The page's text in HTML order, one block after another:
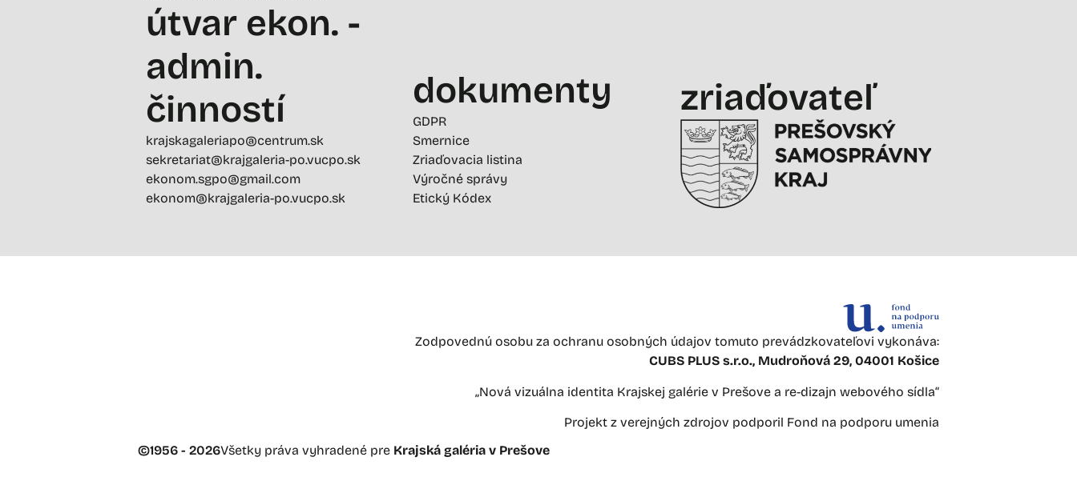
útvar ekon. -
admin.
činností
krajskagaleriapo@centrum.sk
sekretariat@krajgaleria-po.vucpo.sk
ekonom.sgpo@gmail.com
ekonom@krajgaleria-po.vucpo.sk
dokumenty
GDPR
Smernice
Zriaďovacia listina
Výročné správy
Etický Kódex
zriaďovateľ
Zodpovednú osobu za ochranu osobných údajov tomuto prevádzkovateľovi vykonáva:
CUBS PLUS s.r.o., Mudroňová 29, 04001 Košice
„Nová vizuálna identita Krajskej galérie v Prešove a re-dizajn webového sídla“
Projekt z verejných zdrojov podporil Fond na podporu umenia
©1956 - 2026Všetky práva vyhradené pre Krajská galéria v Prešove